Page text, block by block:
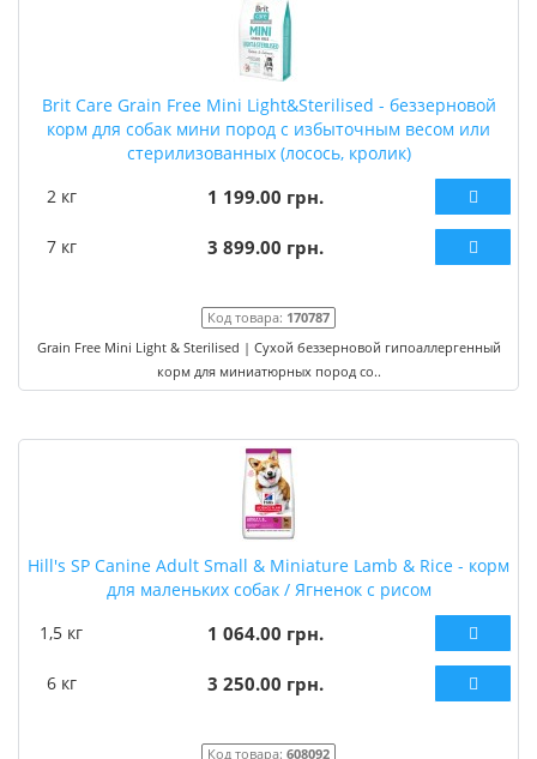
Brit Care Grain Free Mini Light&Sterilised - беззерновой
корм для собак мини пород с избыточным весом или
стерилизованных (лосось, кролик)
2 кг
1 199.00 грн.
7 кг 3 899.00 грн.
Код товара: 170787
Grain Free Mini Light & Sterilised | Сухой беззерновой гипоаллергенный
корм для миниатюрных пород со..
Hill's SP Canine Adult Small & Miniature Lamb & Rice - корм
для маленьких собак / Ягненок с рисом
1,5 кг
1 064.00 грн.
6 кг 3 250.00 грн.
Код товара: 608092